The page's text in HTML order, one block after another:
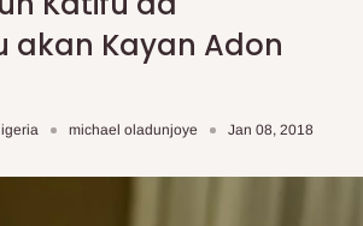
akan Kayan Adon
michael oladunjoye Jan 08, 2018